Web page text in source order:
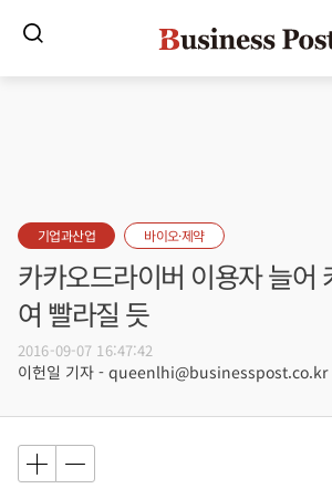
기업과산업 바이오·제약
카카오드라이버 이용자 늘어
여 빨라질 듯
2016-09-07 16:47:42
이헌일 기자 - queenlhi@businesspost.co.kr